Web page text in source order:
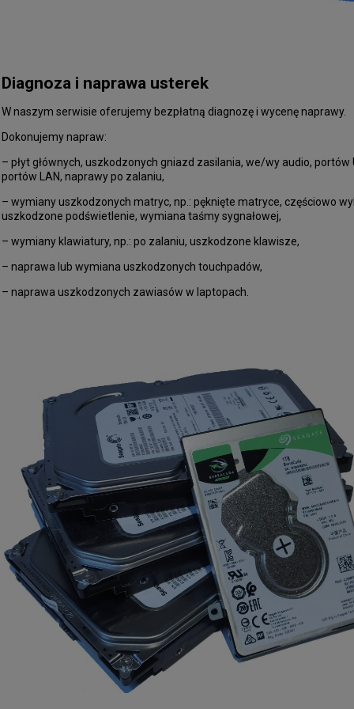
Diagnoza i naprawa usterek
W naszym serwisie oferujemy bezpłatną diagnozę i wycenę naprawy.
Dokonujemy napraw:
– płyt głównych, uszkodzonych gniazd zasilania, we/wy audio, portów
portów LAN, naprawy po zalaniu,
– wymiany uszkodzonych matryc, np.: pęknięte matryce, częściowo
uszkodzone podświetlenie, wymiana taśmy sygnałowej,
– wymiany klawiatury, np.: po zalaniu, uszkodzone klawisze,
– naprawa lub wymiana uszkodzonych touchpadów,
– naprawa uszkodzonych zawiasów w laptopach.